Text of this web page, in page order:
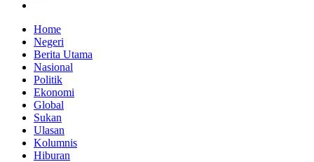
Home
Negeri
Berita Utama
Nasional
Politik
Ekonomi
Global
Sukan
Ulasan
Kolumnis
Hiburan